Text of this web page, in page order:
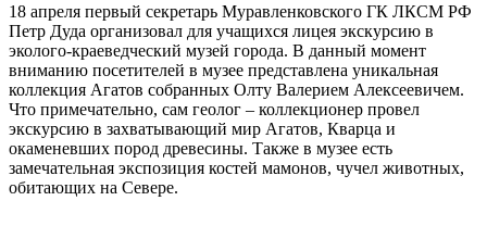
18 апреля первый секретарь Муравленковского ГК ЛКСМ РФ
Петр Дуда организовал для учащихся лицея экскурсию в
эколого-краеведческий музей города. В данный момент
вниманию посетителей в музее представлена уникальная
коллекция Агатов собранных Олту Валерием Алексеевичем.
Что примечательно, сам геолог – коллекционер провел
экскурсию в захватывающий мир Агатов, Кварца и
окаменевших пород древесины. Также в музее есть
замечательная экспозиция костей мамонов, чучел животных,
обитающих на Севере.